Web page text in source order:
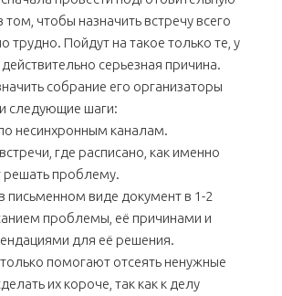
чтобы назначить встречу всего
трудно. Пойдут на такое только те, у
действительно серьезная причина.
собрание его организаторы
следующие шаги:
несинхронным каналам.
где расписано, как именно
решать проблему.
письменном виде документ в 1-2
проблемы, её причинами и
для её решения.
помогают отсеять ненужные
их короче, так как к делу